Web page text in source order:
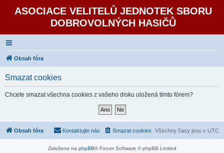
ASOCIACE VELITELŮ JEDNOTEK SBORU
DOBROVOLNÝCH HASIČŮ
Obsah fóra
Smazat cookies
Chcete smazat všechna cookies z vašeho disku uložená tímto fórem?
Obsah fóra Všechny časy jsou v UTC
Smazat cookies
Kontaktujte nás
Založeno na phpBB® Forum Software © phpBB Limited